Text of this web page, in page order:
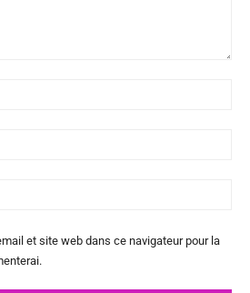
et site web dans ce navigateur pour la